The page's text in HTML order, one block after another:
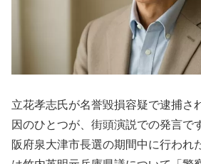
立花孝志氏が名誉毀損容疑で逮捕さ
因のひとつが、街頭演説での発言で
阪府泉大津市長選の期間中に行われ